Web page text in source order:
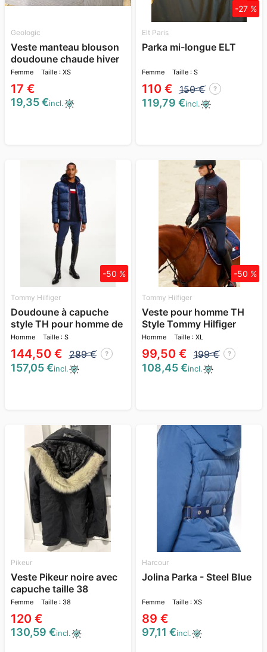
Geologic
Veste manteau blouson
doudoune chaude hiver
Femme Taille : XS
17 €
19,35 €incl.
Elt Paris
Parka mi-longue ELT
Femme Taille : S
110 € 150 € ?
-27 %
119,79 €incl.
Tommy Hilfiger
Doudoune à capuche
style TH pour homme de
Tommy Hilfige
Homme Taille : S
144,50 € 289 € ?
-50 %
157,05 €incl.
Tommy Hilfiger
Veste pour homme TH
Style Tommy Hilfiger
Equestrian
Homme Taille : XL
99,50 € 199 € ?
-50 %
108,45 €incl.
Pikeur
Veste Pikeur noire avec
capuche taille 38
Femme Taille : 38
120 €
130,59 €incl.
Harcour
Jolina Parka - Steel Blue
Femme Taille : XS
89 €
97,11 €incl.